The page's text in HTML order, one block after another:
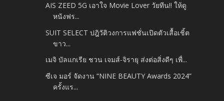
AIS ZEED 5G เอาใจ Movie Lover วัยทีน!! ให้ดู
หนังฟร...
SUIT SELECT ปฎิวัติวงการแฟชั่นเปิดตัวเสื้อเชิ้ต
ขาว...
เมจิ บัลแกเรีย ชวน เจมส์-จิรายุ ส่งต่อสิ่งดีๆ เพื่...
ซีเจ มอร์ จัดงาน “NINE BEAUTY Awards 2024”
ครั้งแร...